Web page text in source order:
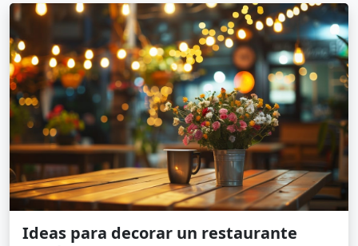
Ideas para decorar un restaurante